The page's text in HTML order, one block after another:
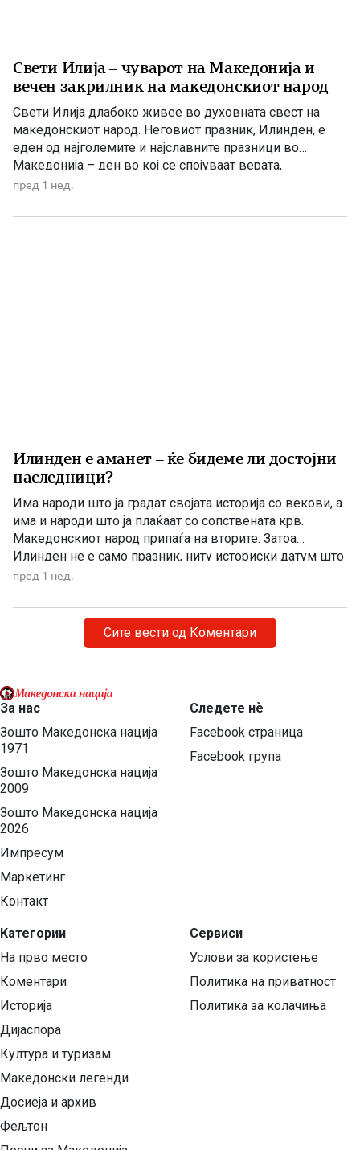
Свети Илија – чуварот на Македонија и
вечен закрилник на македонскиот народ
Свети Илија длабоко живее во духовната свест на
македонскиот народ. Неговиот празник, Илинден, е
еден од најголемите и најславните празници во
Македонија – ден во кој се спојуваат верата,
историјата, борбата за слобода и љубовта кон
Свети Илија како силен заштитник и небесен чувар. Во
пред 1 нед.
Илинден е аманет – ќе бидеме ли достојни
наследници?
Има народи што ја градат својата историја со векови, а
има и народи што ја плаќаат со сопствената крв.
Македонскиот народ припаѓа на вторите. Затоа
Илинден не е само празник, ниту историски датум што
еднаш годишно го одбележуваме со говори, венци и
кога мора да си го поставиме […]
пред 1 нед.
Сите вести од Коментари
За нас
Зошто Македонска нација
1971
Зошто Македонска нација
2009
Зошто Македонска нација
2026
Импресум
Маркетинг
Контакт
Категории
На прво место
Коментари
Историја
Дијаспора
Култура и туризам
Македонски легенди
Досиеја и архив
Фељтон
Следете нѐ
Facebook страница
Facebook група
Сервиси
Услови за користење
Политика на приватност
Политика за колачиња